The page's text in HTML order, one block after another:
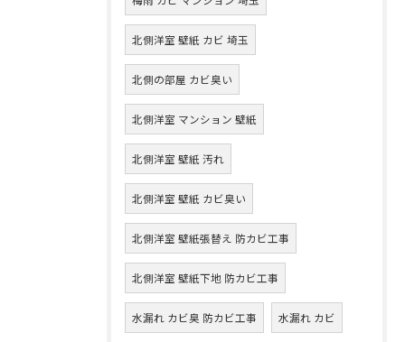
北側洋室 壁紙 カビ 埼玉
北側の部屋 カビ臭い
北側洋室 マンション 壁紙
北側洋室 壁紙 汚れ
北側洋室 壁紙 カビ臭い
北側洋室 壁紙張替え 防カビ工事
北側洋室 壁紙下地 防カビ工事
水漏れ カビ臭 防カビ工事 水漏れ カビ